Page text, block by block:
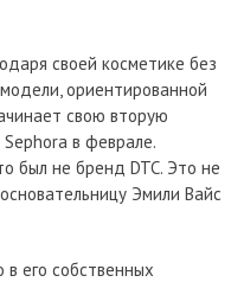
своей косметике без
ориентированной
свою вторую
в феврале.
был не бренд DTC. Это не
Эмили Вайс
его собственных